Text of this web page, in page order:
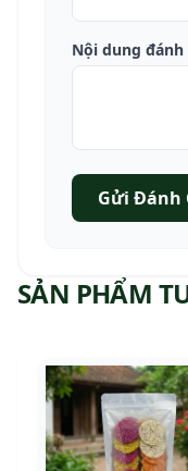
Nội dung đánh
Gửi Đánh
SẢN PHẨM